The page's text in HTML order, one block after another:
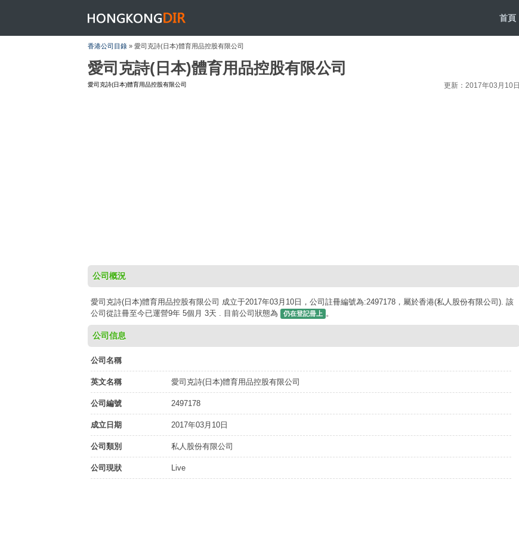
HONGKONGDIR 首頁
香港公司目錄 » 愛司克詩(日本)體育用品控股有限公司
愛司克詩(日本)體育用品控股有限公司
愛司克詩(日本)體育用品控股有限公司 更新：2017年03月10日
公司概況
愛司克詩(日本)體育用品控股有限公司 成立于2017年03月10日，公司註冊編號為:2497178，屬於香港(私人股份有限公司). 該
公司從註冊至今已運營9年 5個月 3天 . 目前公司狀態為
仍在登記冊上 。
公司信息
公司名稱
英文名稱 愛司克詩(日本)體育用品控股有限公司
公司編號 2497178
成立日期 2017年03月10日
公司類別 私人股份有限公司
公司現狀 Live